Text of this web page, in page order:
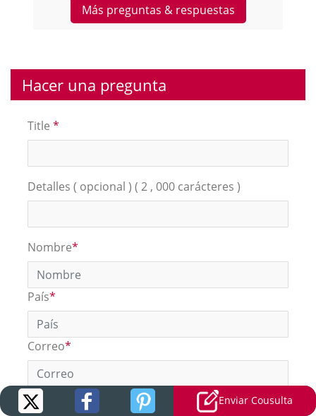
Más preguntas & respuestas
Hacer una pregunta
Title *
Detalles ( opcional ) ( 2 , 000 carácteres )
Nombre*
País*
Correo*
Términos con son campos obligatoriosEnviar Cousulta